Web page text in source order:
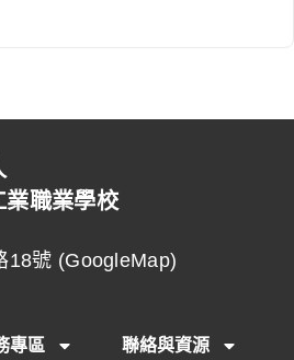
業職業學校
18號 (GoogleMap)
專區 聯絡與資源